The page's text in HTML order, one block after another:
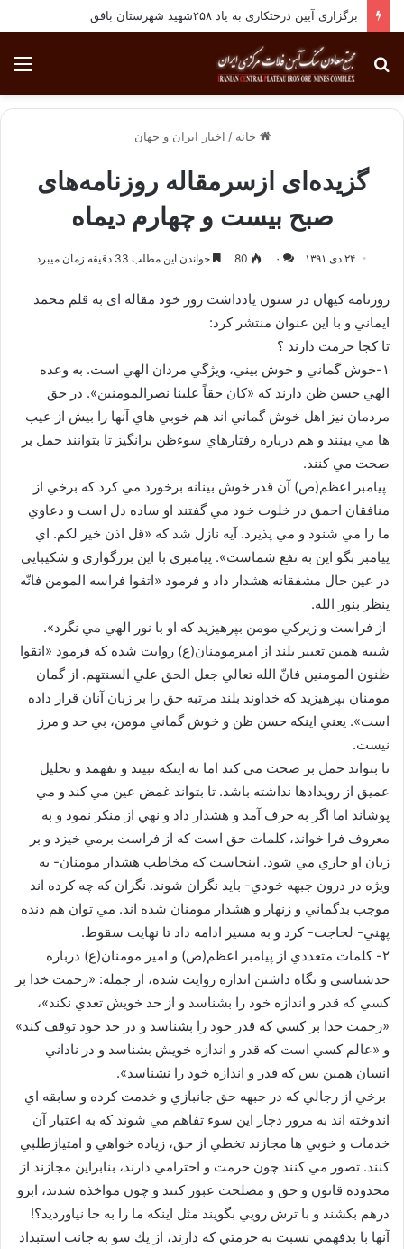
جستجو
برای
خانه / اخبار ایران و جهان
گزیده‌ای‌‌ ازسرمقاله‌ روزنامه‌های
صبح بیست و چهارم دیماه
۲۴ دی ۱۳۹۱ ۰ 80 خواندن این مطلب 33 دقیقه زمان میبرد
روزنامه کیهان در ستون یادداشت روز خود مقاله ای به قلم محمد
ايماني و با این عنوان منتشر کرد:
تا كجا حرمت دارند ؟
۱-خوش گماني و خوش بيني، ويژگي مردان الهي است. به وعده
الهي حسن ظن دارند كه «كان حقاً علينا نصرالمومنين». در حق
مردمان نيز اهل خوش گماني اند هم خوبي هاي آنها را بيش از عيب
ها مي بينند و هم درباره رفتارهاي سوءظن برانگيز تا بتوانند حمل بر
صحت مي كنند.
پيامبر اعظم(ص) آن قدر خوش بينانه برخورد مي كرد كه برخي از
منافقان احمق در خلوت خود مي گفتند او ساده دل است و دعاوي
ما را مي شنود و مي پذيرد. آيه نازل شد كه «قل اذن خير لكم. اي
پيامبر بگو اين به نفع شماست». پيامبري با اين بزرگواري و شكيبايي
در عين حال مشفقانه هشدار داد و فرمود «اتقوا فراسه المومن فانّه
ينظر بنور الله.
از فراست و زيركي مومن بپرهيزيد كه او با نور الهي مي نگرد».
شبيه همين تعبير بلند از اميرمومنان(ع) روايت شده كه فرمود «اتقوا
ظنون المومنين فانّ الله تعالي جعل الحق علي السنتهم. از گمان
مومنان بپرهيزيد كه خداوند بلند مرتبه حق را بر زبان آنان قرار داده
است». يعني اينكه حسن ظن و خوش گماني مومن، بي حد و مرز
نيست.
تا بتواند حمل بر صحت مي كند اما نه اينكه نبيند و نفهمد و تحليل
عميق از رويدادها نداشته باشد. تا بتواند غمض عين مي كند و مي
پوشاند اما اگر به حرف آمد و هشدار داد و نهي از منكر نمود و به
معروف فرا خواند، كلمات حق است كه از فراست برمي خيزد و بر
زبان او جاري مي شود. اينجاست كه مخاطب هشدار مومنان- به
ويژه در درون جبهه خودي- بايد نگران شوند. نگران كه چه كرده اند
موجب بدگماني و زنهار و هشدار مومنان شده اند. مي توان هم دنده
پهني- لجاجت- كرد و به مسير ادامه داد تا نهايت سقوط.
۲- كلمات متعددي از پيامبر اعظم(ص) و امير مومنان(ع) درباره
حدشناسي و نگاه داشتن اندازه روايت شده، از جمله: «رحمت خدا بر
كسي كه قدر و اندازه خود را بشناسد و از حد خويش تعدي نكند»،
«رحمت خدا بر كسي كه قدر خود را بشناسد و در حد خود توقف كند»
و «عالم كسي است كه قدر و اندازه خويش بشناسد و در ناداني
انسان همين بس كه قدر و اندازه خود را نشناسد».
برخي از رجالي كه در جبهه حق جانبازي و خدمت كرده و سابقه اي
اندوخته اند به مرور دچار اين سوء تفاهم مي شوند كه به اعتبار آن
خدمات و خوبي ها مجازند تخطي از حق، زياده خواهي و امتيازطلبي
كنند. تصور مي كنند چون حرمت و احترامي دارند، بنابراين مجازند از
محدوده قانون و حق و مصلحت عبور كنند و چون مواخذه شدند، ابرو
درهم بكشند و با ترش رويي بگويند مثل اينكه ما را به جا نياورديد؟!
آنها با بدفهمي نسبت به حرمتي كه دارند، از يك سو به جانب استبداد